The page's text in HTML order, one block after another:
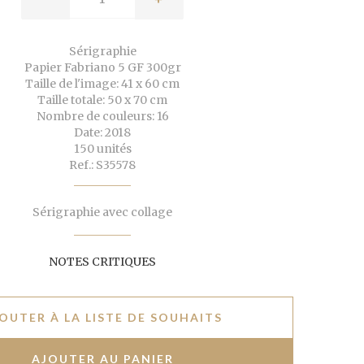
Sérigraphie
Papier Fabriano 5 GF 300gr
Taille de l'image: 41 x 60 cm
Taille totale: 50 x 70 cm
Nombre de couleurs: 16
Date: 2018
150 unités
Ref.: S35578
Sérigraphie avec collage
NOTES CRITIQUES
À LA LISTE DE SOUHAITS